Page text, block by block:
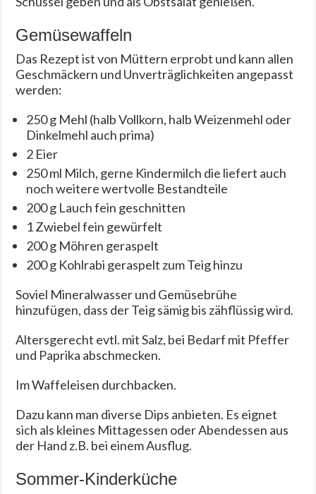
Gemüsewaffeln
Das Rezept ist von Müttern erprobt und kann allen
Geschmäckern und Unverträglichkeiten angepasst
werden:
250 g Mehl (halb Vollkorn, halb Weizenmehl oder
Dinkelmehl auch prima)
2 Eier
250 ml Milch, gerne Kindermilch die liefert auch
noch weitere wertvolle Bestandteile
200 g Lauch fein geschnitten
1 Zwiebel fein gewürfelt
200 g Möhren geraspelt
200 g Kohlrabi geraspelt zum Teig hinzu
Soviel Mineralwasser und Gemüsebrühe
hinzufügen, dass der Teig sämig bis zähflüssig wird.
Altersgerecht evtl. mit Salz, bei Bedarf mit Pfeffer
und Paprika abschmecken.
Im Waffeleisen durchbacken.
Dazu kann man diverse Dips anbieten. Es eignet
sich als kleines Mittagessen oder Abendessen aus
der Hand z.B. bei einem Ausflug.
Sommer-Kinderküche